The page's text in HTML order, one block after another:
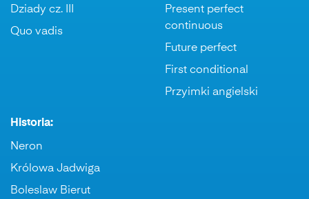
Dziady cz. III
Quo vadis
Present perfect
continuous
Future perfect
First conditional
Przyimki angielski
Historia:
Neron
Królowa Jadwiga
Boleslaw Bierut